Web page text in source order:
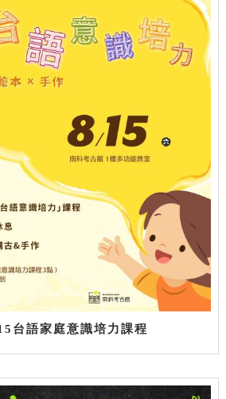
台語家庭意識培力課程